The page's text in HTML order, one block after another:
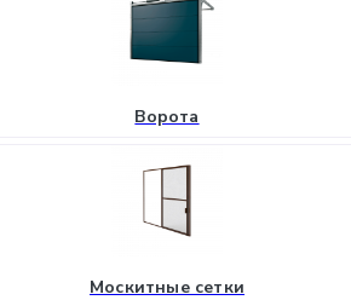
Ворота
Москитные сетки